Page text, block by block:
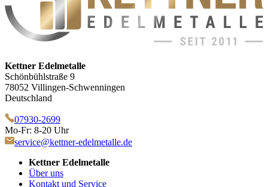
Kettner Edelmetalle
Schönbühlstraße 9
78052 Villingen-Schwenningen
Deutschland
07930-2699
Mo-Fr: 8-20 Uhr
service@kettner-edelmetalle.de
Kettner Edelmetalle
Über uns
Kontakt und Service